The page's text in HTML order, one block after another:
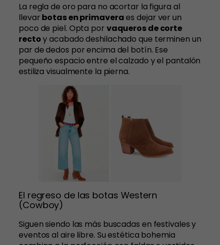
La regla de oro para no acortar la figura al
llevar botas en primaveraes dejar ver un
poco de piel. Opta por vaqueros de corte
rectoy acabado deshilachado que terminen un
par de dedos por encima del botín. Ese
pequeño espacio entre el calzado y el pantalón
estiliza visualmente la pierna.
El regreso de las botas Western
(Cowboy)
Siguen siendo las más buscadas en festivales y
eventos al aire libre. Su estética bohemia